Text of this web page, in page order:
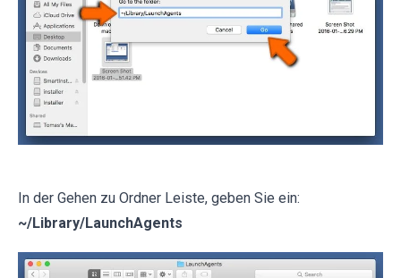
In der Gehen zu Ordner Leiste, geben Sie ein:
~/Library/LaunchAgents